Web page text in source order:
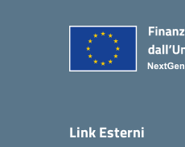
Link Esterni